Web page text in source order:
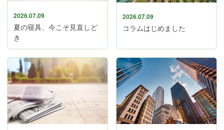
2026.07.09
夏の寝具、今こそ見直しど
き
2026.07.09
コラムはじめました